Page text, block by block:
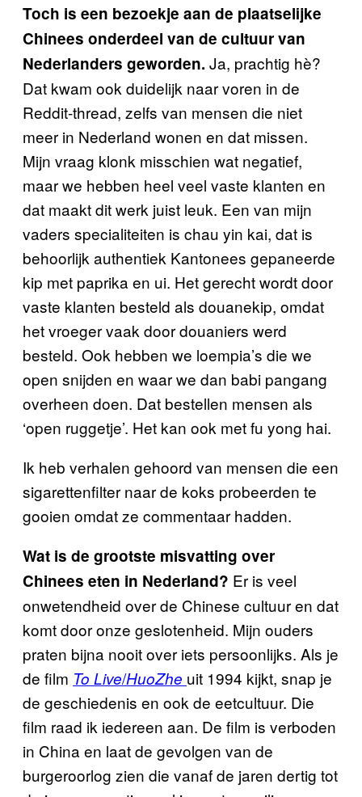
Toch is een bezoekje aan de plaatselijke
Chinees onderdeel van de cultuur van
Nederlanders geworden. Ja, prachtig hè?
Dat kwam ook duidelijk naar voren in de
Reddit-thread, zelfs van mensen die niet
meer in Nederland wonen en dat missen.
Mijn vraag klonk misschien wat negatief,
maar we hebben heel veel vaste klanten en
dat maakt dit werk juist leuk. Een van mijn
vaders specialiteiten is chau yin kai, dat is
behoorlijk authentiek Kantonees gepaneerde
kip met paprika en ui. Het gerecht wordt door
vaste klanten besteld als douanekip, omdat
het vroeger vaak door douaniers werd
besteld. Ook hebben we loempia’s die we
open snijden en waar we dan babi pangang
overheen doen. Dat bestellen mensen als
‘open ruggetje’. Het kan ook met fu yong hai.
Ik heb verhalen gehoord van mensen die een
sigarettenfilter naar de koks probeerden te
gooien omdat ze commentaar hadden.
Wat is de grootste misvatting over
Chinees eten in Nederland? Er is veel
onwetendheid over de Chinese cultuur en dat
komt door onze geslotenheid. Mijn ouders
praten bijna nooit over iets persoonlijks. Als je
de film To Live/HuoZhe uit 1994 kijkt, snap je
de geschiedenis en ook de eetcultuur. Die
film raad ik iedereen aan. De film is verboden
in China en laat de gevolgen van de
burgeroorlog zien die vanaf de jaren dertig tot